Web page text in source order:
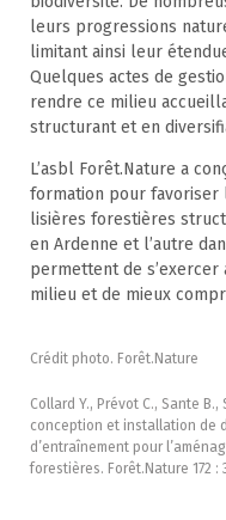
leurs progressions
limitant ainsi leur
Quelques actes de
rendre ce milieu
structurant et en
L’asbl Forêt.Nature a
formation pour favoriser
lisières forestières
en Ardenne et l’autre
permettent de
milieu et de mieux
Crédit photo. Forêt.Nature
Collard Y., Prévot C., Sante
conception et installation de
d’entraînement pour
forestières. Forêt.Nature 172 :